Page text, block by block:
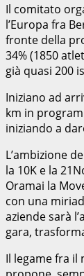
Il comitato
l’Europa fra
fronte della
34% (1850
già quasi 200
Iniziano ad
km in
iniziando a
L’ambizione
la 10K e la
Oramai la
con una
aziende sarà
gara,
Il legame fra